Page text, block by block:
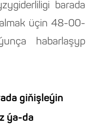
barada
üçin 48-00-
habarlaşyp
giňişleýin
ýa-da